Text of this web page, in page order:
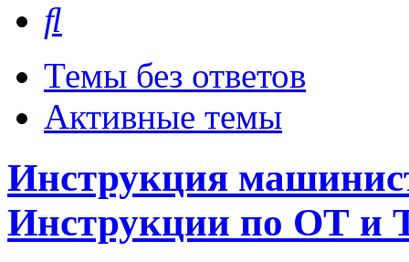
Темы без ответов
Активные темы
Инструкция
Инструкции по ОТ и